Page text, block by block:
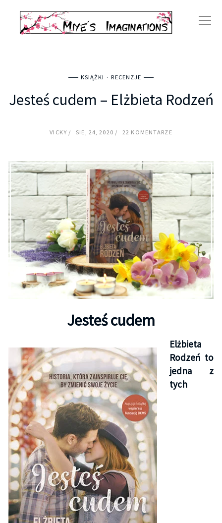
KSIĄŻKI RECENZJE
Jesteś cudem – Elżbieta Rodzeń
VICKY SIE, 24, 2020 22 KOMENTARZE
Jesteś cudem
Elżbieta
Rodzeń to
jedna z
tych